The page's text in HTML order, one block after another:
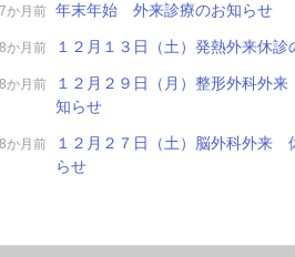
7か月前 年末年始 外来診療のお知らせ
8か月前 １２月１３日（土）発熱外来休診
8か月前
１２月２９日（月）整形外科外
知らせ
8か月前
１２月２７日（土）脳外科外来
らせ